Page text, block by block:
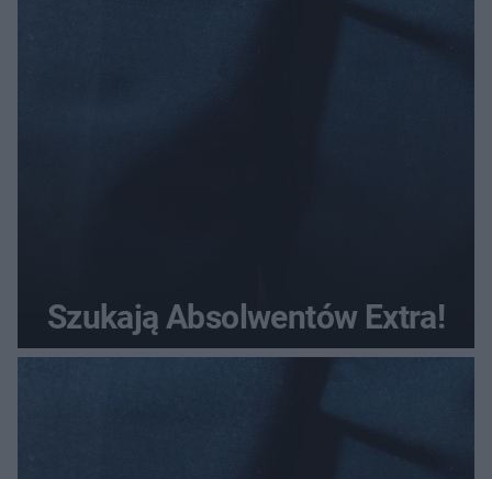
Szukają Absolwentów Extra!